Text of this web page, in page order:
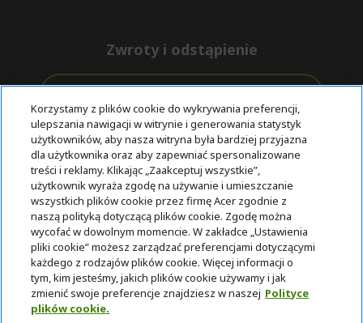
Zwroty i odstąpienie
Darmowa
ekspresowa
dostawa
Wsparcie
przed i po
zakupie
Bezpieczne
płatności
© 2025 Acer Inc.
Firma CPYou BV jest autoryzowanym sprzedawcą produktów i
usług oferowanych w tym sklepie.
Korzystamy z plików cookie do wykrywania preferencji,
ulepszania nawigacji w witrynie i generowania statystyk
użytkowników, aby nasza witryna była bardziej przyjazna
dla użytkownika oraz aby zapewniać spersonalizowane
treści i reklamy. Klikając „Zaakceptuj wszystkie”,
użytkownik wyraża zgodę na używanie i umieszczanie
wszystkich plików cookie przez firmę Acer zgodnie z
naszą polityką dotyczącą plików cookie. Zgodę można
wycofać w dowolnym momencie. W zakładce „Ustawienia
pliki cookie” możesz zarządzać preferencjami dotyczącymi
każdego z rodzajów plików cookie. Więcej informacji o
tym, kim jesteśmy, jakich plików cookie używamy i jak
zmienić swoje preferencje znajdziesz w naszej Polityce
plików cookie.